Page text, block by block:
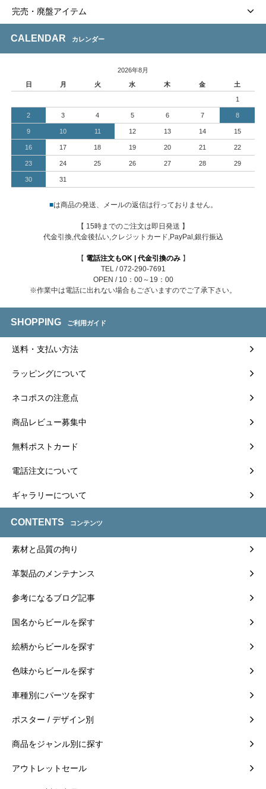
完売・廃盤アイテム
CALENDAR カレンダー
2026年8月
日
月 火 水 木 金 土
1
2 3 4 5 6 7 8
9 10 11 12 13 14 15
16 17 18 19 20 21 22
23 24 25 26 27 28 29
30 31
■は商品の発送、メールの返信は行っておりません。
【 15時までのご注文は即日発送 】
代金引換,代金後払い,クレジットカード,PayPal,銀行振込
【 電話注文もOK | 代金引換のみ】
TEL / 072-290-7691
OPEN / 10：00～19：00
※作業中は電話に出れない場合もございますのでご了承下さい。
SHOPPING ご利用ガイド
送料・支払い方法
ラッピングについて
ネコポスの注意点
商品レビュー募集中
無料ポストカード
電話注文について
ギャラリーについて
CONTENTS コンテンツ
素材と品質の拘り
革製品のメンテナンス
参考になるブログ記事
国名からビールを探す
絵柄からビールを探す
色味からビールを探す
車種別にパーツを探す
ポスター / デザイン別
商品をジャンル別に探す
アウトレットセール